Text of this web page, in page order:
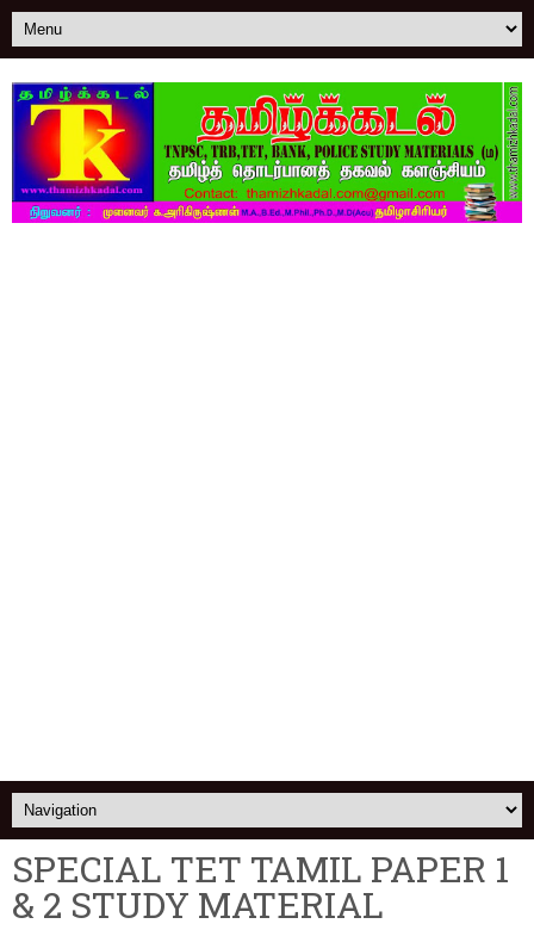
SPECIAL TET TAMIL PAPER 1
& 2 STUDY MATERIAL